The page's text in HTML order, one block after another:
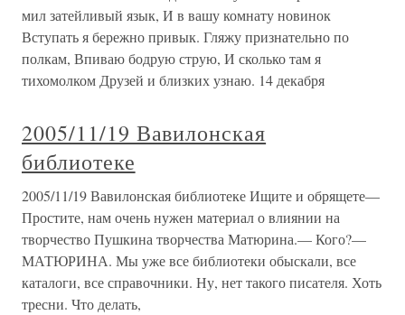
мил затейливый язык, И в вашу комнату новинок
Вступать я бережно привык. Гляжу признательно по
полкам, Впиваю бодрую струю, И сколько там я
тихомолком Друзей и близких узнаю. 14 декабря
2005/11/19 Вавилонская
библиотеке
2005/11/19 Вавилонская библиотеке Ищите и обрящете—
Простите, нам очень нужен материал о влиянии на
творчество Пушкина творчества Матюрина.— Кого?—
МАТЮРИНА. Мы уже все библиотеки обыскали, все
каталоги, все справочники. Ну, нет такого писателя. Хоть
тресни. Что делать,